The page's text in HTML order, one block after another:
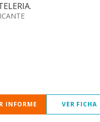
INFORME VER FICHA